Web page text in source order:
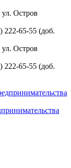
Остров
222-65-55 (доб.
Остров
222-65-55 (доб.